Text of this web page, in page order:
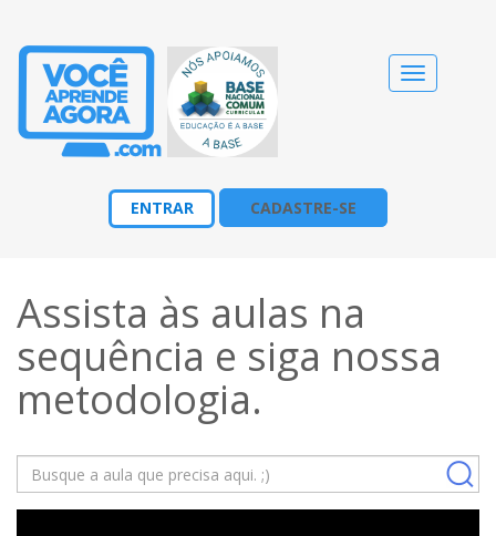
Alternar
navegação
ENTRAR CADASTRE-SE
Assista às aulas na
sequência e siga nossa
metodologia.